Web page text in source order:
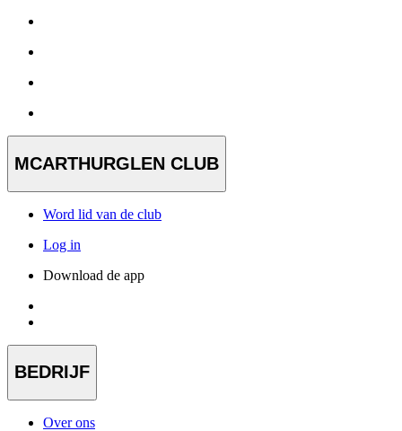
MCARTHURGLEN CLUB
Word lid van de club
Log in
Download de app
BEDRIJF
Over ons